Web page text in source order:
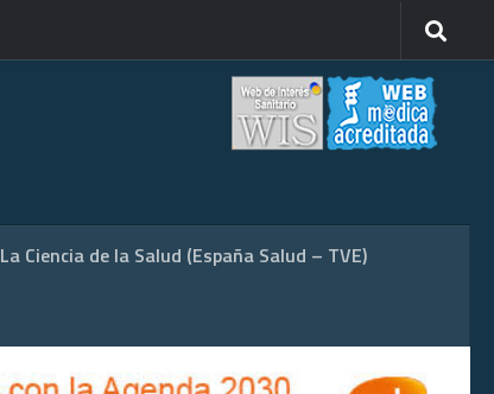
La Ciencia de la Salud (España Salud – TVE)